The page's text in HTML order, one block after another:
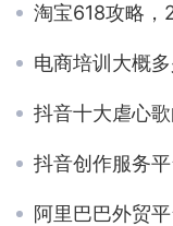
淘宝618攻略，
电商培训大概多
抖音十大虐心
抖音创作服务平台登
阿里巴巴外贸平